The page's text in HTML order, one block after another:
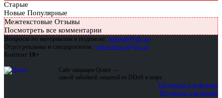
Старые
Новые Популярные
Межтекстовые Отзывы
Посмотреть все комментарии
Вопросы по материалам и подписке: support@glc.ru
Отдел рекламы и спецпроектов: yakovleva.a@glc.ru
Контент 18+
Сайт защищен Qrator —
самой забойной защитой от DDoS в мире
Подписка для физлиц
Подписка для юрлиц